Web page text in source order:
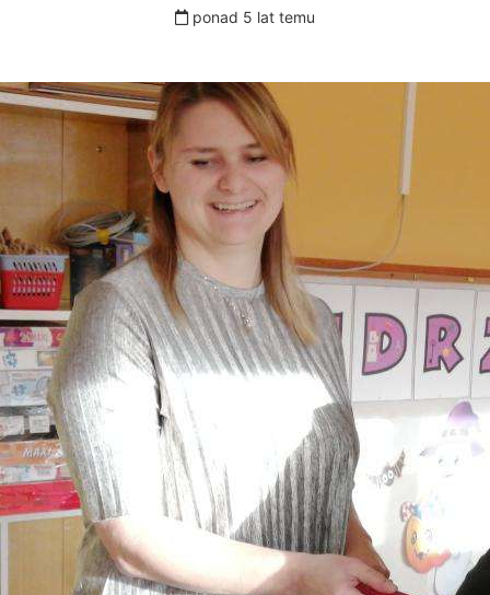
ponad 5 lat temu